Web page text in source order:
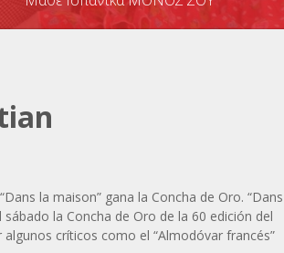
la maison” gana la Concha de Oro. “Dans
la Concha de Oro de la 60 edición del
críticos como el “Almodóvar francés”